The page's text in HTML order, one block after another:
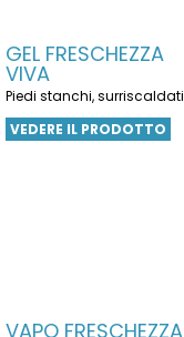
GEL FRESCHEZZA
VIVA
Piedi stanchi, surriscaldati
VEDERE IL PRODOTTO
VAPO FRESCHEZZA